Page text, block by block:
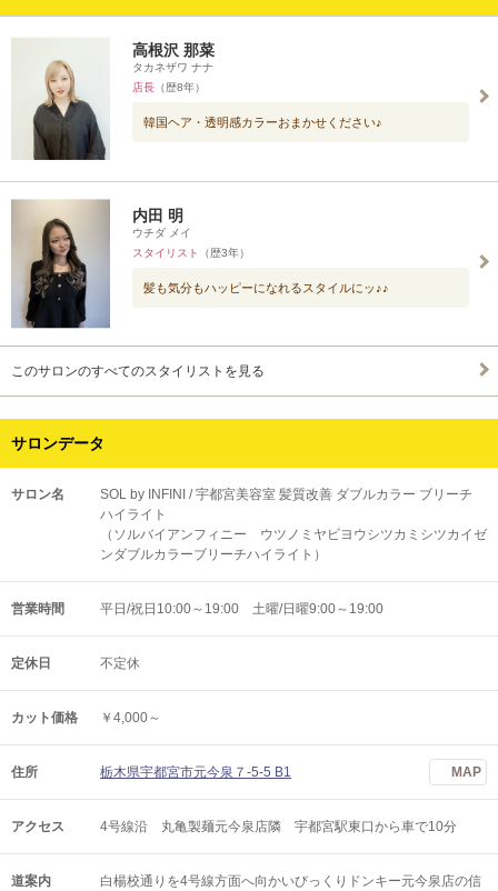
高根沢 那菜
タカネザワ ナナ
店長 （歴8年）
韓国ヘア・透明感カラーおまかせください♪
内田 明
ウチダ メイ
スタイリスト
（歴3年）
髪も気分もハッピーになれるスタイルにッ♪♪
このサロンのすべてのスタイリストを見る
サロンデータ
サロン名
SOL by INFINI / 宇都宮美容室 髪質改善 ダブルカラー ブリーチ
ハイライト
（ソルバイアンフィニー ウツノミヤビヨウシツカミシツカイゼ
ンダブルカラーブリーチハイライト）
営業時間 平日/祝日10:00～19:00 土曜/日曜9:00～19:00
定休日 不定休
カット価格 ￥4,000～
住所 栃木県宇都宮市元今泉７-5-5 B1 MAP
アクセス 4号線沿 丸亀製麺元今泉店隣 宇都宮駅東口から車で10分
道案内
白楊校通りを4号線方面へ向かいびっくりドンキー元今泉店の信